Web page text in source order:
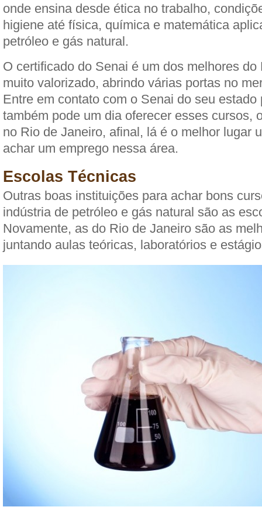
onde ensina desde ética no trabalho,
higiene até física, química e matemática
petróleo e gás natural.
O certificado do Senai é um dos melhores do
muito valorizado, abrindo várias portas no
Entre em contato com o Senai do seu estado
também pode um dia oferecer esses cursos,
no Rio de Janeiro, afinal, lá é o melhor lugar
achar um emprego nessa área.
Escolas Técnicas
Outras boas instituições para achar bons
indústria de petróleo e gás natural são as
Novamente, as do Rio de Janeiro são as
juntando aulas teóricas, laboratórios e